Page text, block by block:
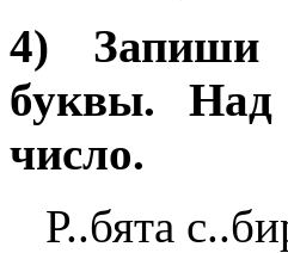
4) Запиши
буквы. Над
число.
Р..бята